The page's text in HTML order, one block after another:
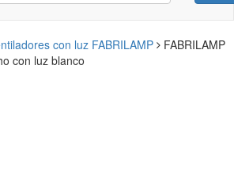
con luz FABRILAMP
FABRILAMP
con luz blanco